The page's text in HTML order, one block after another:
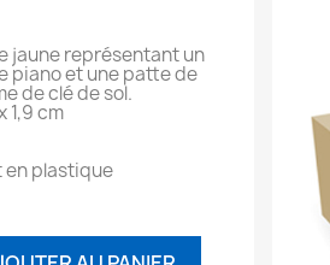
jaune représentant un
piano et une patte de
de clé de sol.
1,9 cm
en plastique